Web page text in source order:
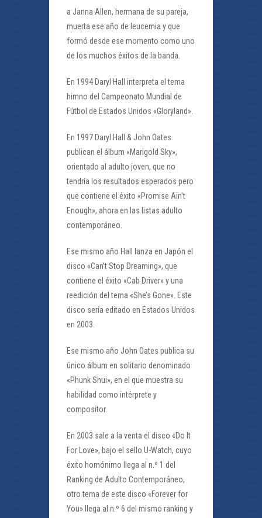
a Janna Allen, hermana de su pareja,
muerta ese año de leucemia y que
formó desde ese momento como uno
de los muchos éxitos de la banda.
En 1994 Daryl Hall interpreta el tema
himno del Campeonato Mundial de
Fútbol de Estados Unidos «Gloryland».
En 1997 Daryl Hall & John Oates
publican el álbum «Marigold Sky»,
orientado al adulto joven, que no
tendría los resultados esperados pero
que contiene el éxito «Promise Ain’t
Enough», ahora en las listas adulto
contemporáneo.
Ese mismo año Hall lanza en Japón el
disco «Can’t Stop Dreaming», que
contiene el éxito «Cab Driver» y una
reedición del tema «She’s Gone». Este
disco sería editado en Estados Unidos
en 2003.
Ese mismo año John Oates publica su
único álbum en solitario denominado
«Phunk Shui», en el que muestra su
habilidad como intérprete y
compositor.
En 2003 sale a la venta el disco «Do It
For Love», bajo el sello U-Watch, cuyo
éxito homónimo llega al n.º 1 del
Ranking de Adulto Contemporáneo,
otro tema de este disco «Forever for
You» llega al n.º 6 del mismo ranking y